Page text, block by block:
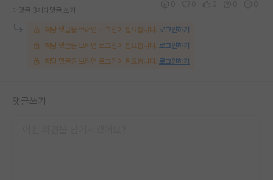
대댓글 3개 대댓글 쓰기
해당 댓글을 보려면 로그인이 필요합니다. 로그인하기
해당 댓글을 보려면 로그인이 필요합니다. 로그인하기
해당 댓글을 보려면 로그인이 필요합니다. 로그인하기
댓글쓰기